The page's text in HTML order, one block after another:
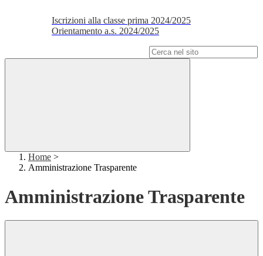
Iscrizioni alla classe prima 2024/2025
Orientamento a.s. 2024/2025
Home >
Amministrazione Trasparente
Amministrazione Trasparente